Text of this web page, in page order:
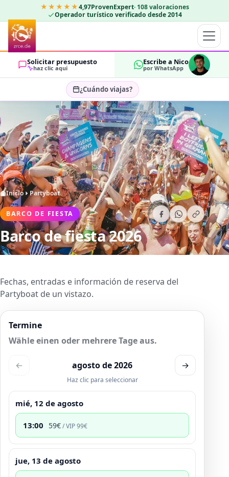
★★★★★4,97ProvenExpert· 108 valoraciones
Operador turístico verificado desde 2014
Solicitar presupuesto
haz clic aquí
Escribe a Nico
por WhatsApp
¿Cuándo viajas?
Seleccionar fechas…
HUÉSPEDES
2 OK
Inicio Partyboat
BARCO DE FIESTA
Barco de fiesta 2026
Fechas, entradas e información de reserva del
Partyboat de un vistazo.
Termine
Wähle einen oder mehrere Tage aus.
← agosto de 2026 →
Haz clic para seleccionar
mié, 12 de agosto
13:00 59€/ VIP99€
jue, 13 de agosto